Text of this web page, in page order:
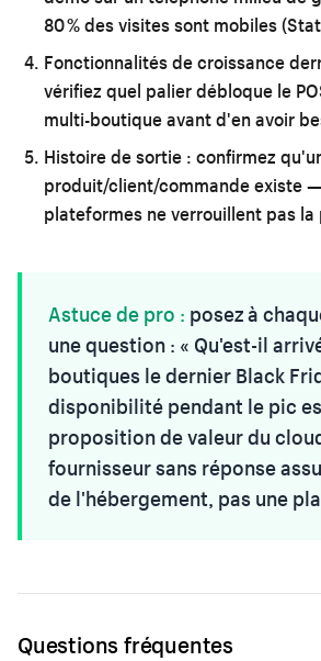
80 % des visites sont mobiles
Fonctionnalités de croissance
vérifiez quel palier débloque le
multi-boutique avant d'en avoir
Histoire de sortie : confirmez
produit/client/commande existe
plateformes ne verrouillent pas la
Astuce de pro : posez à
une question : « Qu'est-il
boutiques le dernier Black
disponibilité pendant le pic
proposition de valeur du
fournisseur sans réponse
de l'hébergement, pas une
Questions fréquentes